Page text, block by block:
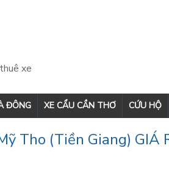
xe
ĐÔNG XE CẨU CẦN THƠ CỨU HỘ
Tho (Tiền Giang) GIÁ